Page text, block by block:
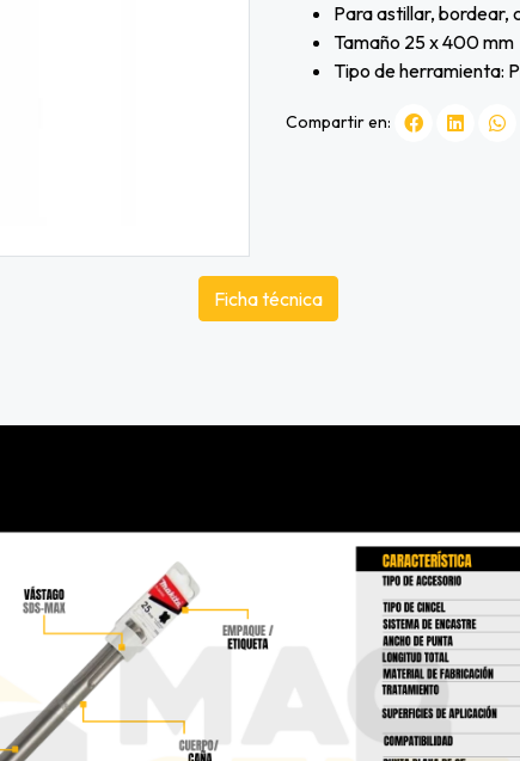
Para astillar, bordear,
Tamaño 25 x 400 mm
Tipo de herramienta:
Compartir en:
Ficha técnica